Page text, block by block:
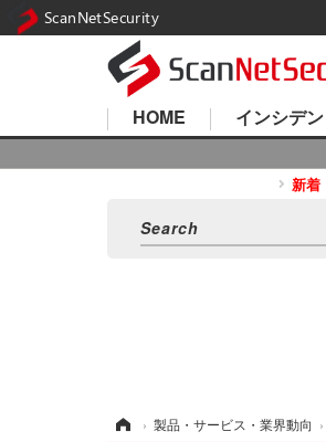
HOME インシデン
新着
› 製品・サービス・業界動向 ›
ScanNetSecurity